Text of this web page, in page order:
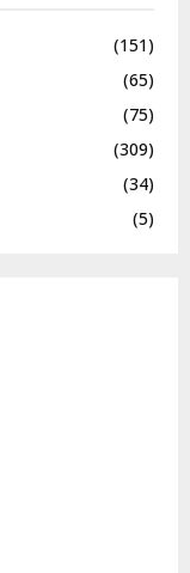
(151)
(65)
(75)
(309)
(34)
(5)